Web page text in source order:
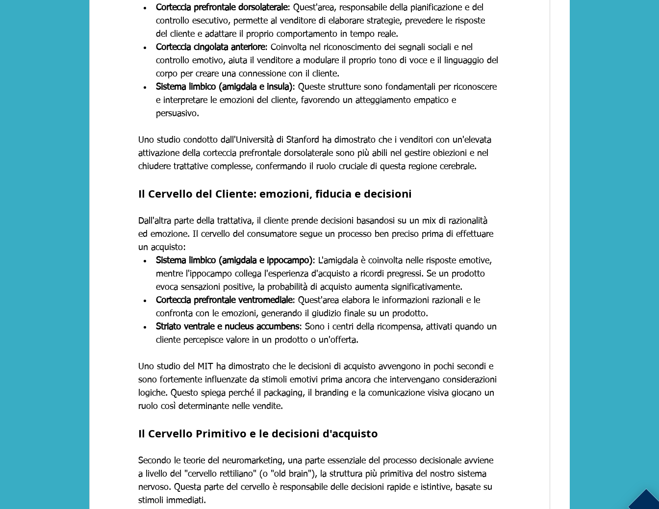
Corteccia prefrontale dorsolaterale: Quest'area, responsabile della pianificazione e del
controllo esecutivo, permette al venditore di elaborare strategie, prevedere le risposte
del cliente e adattare il proprio comportamento in tempo reale.
Corteccia cingolata anteriore: Coinvolta nel riconoscimento dei segnali sociali e nel
controllo emotivo, aiuta il venditore a modulare il proprio tono di voce e il linguaggio del
corpo per creare una connessione con il cliente.
Sistema limbico (amigdala e insula): Queste strutture sono fondamentali per riconoscere
e interpretare le emozioni del cliente, favorendo un atteggiamento empatico e
persuasivo.
Uno studio condotto dall'Università di Stanford ha dimostrato che i venditori con un'elevata
attivazione della corteccia prefrontale dorsolaterale sono più abili nel gestire obiezioni e nel
chiudere trattative complesse, confermando il ruolo cruciale di questa regione cerebrale.
Il Cervello del Cliente: emozioni, fiducia e decisioni
Dall'altra parte della trattativa, il cliente prende decisioni basandosi su un mix di razionalità
ed emozione. Il cervello del consumatore segue un processo ben preciso prima di effettuare
un acquisto:
Sistema limbico (amigdala e ippocampo): L'amigdala è coinvolta nelle risposte emotive,
mentre l'ippocampo collega l'esperienza d'acquisto a ricordi pregressi. Se un prodotto
evoca sensazioni positive, la probabilità di acquisto aumenta significativamente.
Corteccia prefrontale ventromediale: Quest'area elabora le informazioni razionali e le
confronta con le emozioni, generando il giudizio finale su un prodotto.
Striato ventrale e nucleus accumbens: Sono i centri della ricompensa, attivati quando un
cliente percepisce valore in un prodotto o un'offerta.
Uno studio del MIT ha dimostrato che le decisioni di acquisto avvengono in pochi secondi e
sono fortemente influenzate da stimoli emotivi prima ancora che intervengano considerazioni
logiche. Questo spiega perché il packaging, il branding e la comunicazione visiva giocano un
ruolo così determinante nelle vendite.
Il Cervello Primitivo e le decisioni d'acquisto
Secondo le teorie del neuromarketing, una parte essenziale del processo decisionale avviene
a livello del "cervello rettiliano" (o "old brain"), la struttura più primitiva del nostro sistema
nervoso. Questa parte del cervello è responsabile delle decisioni rapide e istintive, basate su
stimoli immediati.